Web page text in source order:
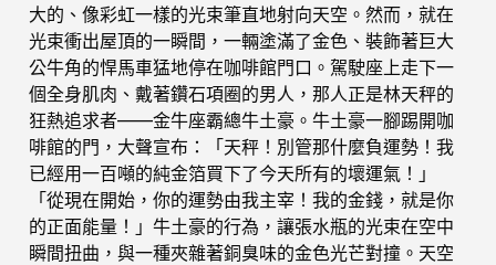
大的、像彩虹一樣的光束筆直地射向天空。然而，就在
光束衝出屋頂的一瞬間，一輛塗滿了金色、裝飾著巨大
公牛角的悍馬車猛地停在咖啡館門口。駕駛座上走下一
個全身肌肉、戴著鑽石項圈的男人，那人正是林天秤的
狂熱追求者——金牛座霸總牛土豪。牛土豪一腳踢開咖
啡館的門，大聲宣布：「天秤！別管那什麼負運勢！我
已經用一百噸的純金箔買下了今天所有的壞運氣！」
「從現在開始，你的運勢由我主宰！我的金錢，就是你
的正面能量！」牛土豪的行為，讓張水瓶的光束在空中
瞬間扭曲，與一種夾雜著銅臭味的金色光芒對撞。天空